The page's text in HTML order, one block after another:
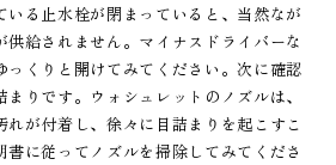
いる止水栓が閉まっていると、当然なが
供給されません。マイナスドライバーな
っくりと開けてみてください。次に確認
りです。ウォシュレットのノズルは、
が付着し、徐々に目詰まりを起こすこ
書に従ってノズルを掃除してみてくださ